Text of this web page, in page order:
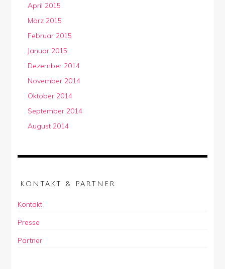
April 2015
März 2015
Februar 2015
Januar 2015
Dezember 2014
November 2014
Oktober 2014
September 2014
August 2014
KONTAKT & PARTNER
Kontakt
Presse
Partner